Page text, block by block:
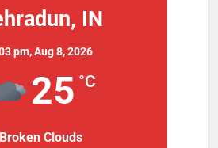
IN
pm,Aug 8, 2026
25 °C
Broken Clouds